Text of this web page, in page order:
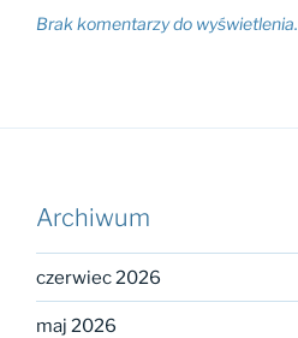
Brak komentarzy do wyświetlenia.
Archiwum
czerwiec 2026
maj 2026